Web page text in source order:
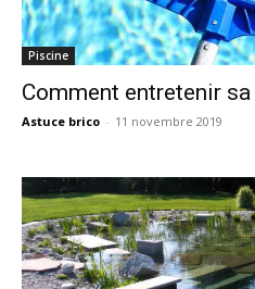
Piscine
Comment entretenir
Astuce brico - 11 novembre 2019